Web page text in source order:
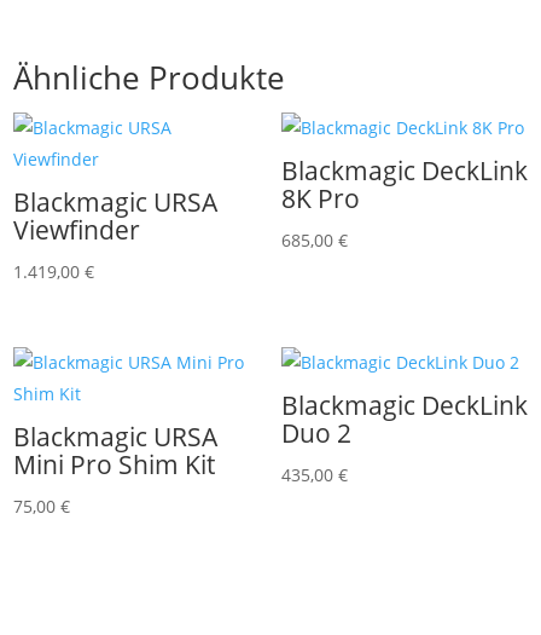
Ähnliche Produkte
Blackmagic URSA
Viewfinder
1.419,00€
Blackmagic DeckLink
8K Pro
685,00 €
Blackmagic URSA
Mini Pro Shim Kit
75,00€
Blackmagic DeckLink
Duo 2
435,00 €